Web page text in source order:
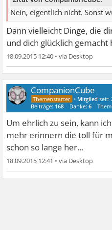
Nein, eigentlich nicht. Sonst
Dann vielleicht Dinge, die
und dich glücklich gemacht
18.09.2015 12:40 •
CompanionCube
• Mitglied seit:
Beiträge: 168 Danke:6
Um ehrlich zu sein, kann
mehr erinnern die toll für
schon so lange her...
18.09.2015 12:41 •